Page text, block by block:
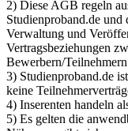
2) Diese AGB regeln
Studienproband.de und
Verwaltung und
Vertragsbeziehungen
Bewerbern/
3) Studienproband.de
keine
4) Inserenten handeln
5) Es gelten die